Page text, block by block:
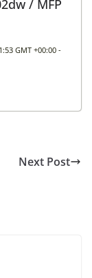
/ MFP
GMT +00:00 -
Next Post